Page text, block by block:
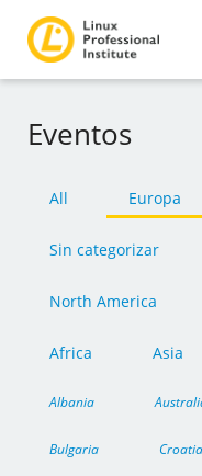
Eventos
All Europa
Sin categorizar
North America
Africa Asia
Albania
Bulgaria Croatia